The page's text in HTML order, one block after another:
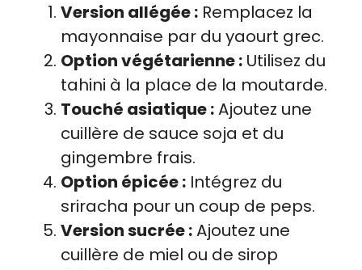
Version allégée : Remplacez la
mayonnaise par du yaourt grec.
Option végétarienne : Utilisez du
tahini à la place de la moutarde.
Touché asiatique :Ajoutez une
cuillère de sauce soja et du
gingembre frais.
Option épicée : Intégrez du
sriracha pour un coup de peps.
Version sucrée :Ajoutez une
cuillère de miel ou de sirop